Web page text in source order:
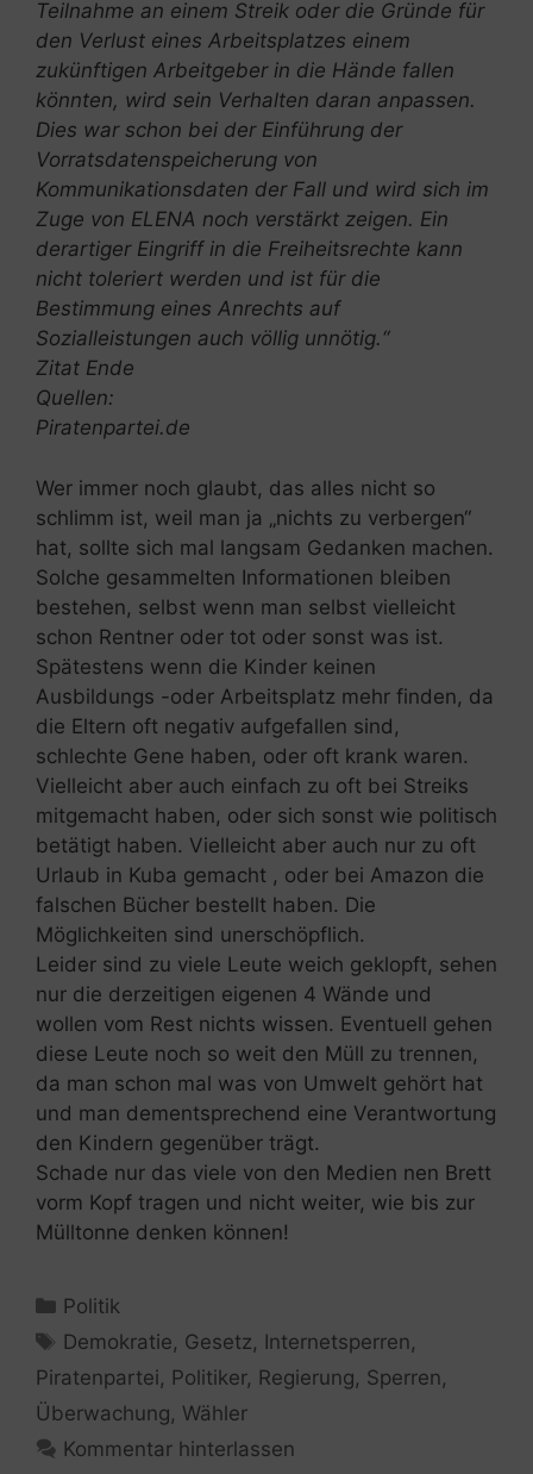
Teilnahme an einem Streik oder die Gründe für
den Verlust eines Arbeitsplatzes einem
zukünftigen Arbeitgeber in die Hände fallen
könnten, wird sein Verhalten daran anpassen.
Dies war schon bei der Einführung der
Vorratsdatenspeicherung von
Kommunikationsdaten der Fall und wird sich im
Zuge von ELENA noch verstärkt zeigen. Ein
derartiger Eingriff in die Freiheitsrechte kann
nicht toleriert werden und ist für die
Bestimmung eines Anrechts auf
Sozialleistungen auch völlig unnötig.“
Zitat Ende
Quellen:
Piratenpartei.de
Wer immer noch glaubt, das alles nicht so
schlimm ist, weil man ja „nichts zu verbergen“
hat, sollte sich mal langsam Gedanken machen.
Solche gesammelten Informationen bleiben
bestehen, selbst wenn man selbst vielleicht
schon Rentner oder tot oder sonst was ist.
Spätestens wenn die Kinder keinen
Ausbildungs -oder Arbeitsplatz mehr finden, da
die Eltern oft negativ aufgefallen sind,
schlechte Gene haben, oder oft krank waren.
Vielleicht aber auch einfach zu oft bei Streiks
mitgemacht haben, oder sich sonst wie politisch
betätigt haben. Vielleicht aber auch nur zu oft
Urlaub in Kuba gemacht , oder bei Amazon die
falschen Bücher bestellt haben. Die
Möglichkeiten sind unerschöpflich.
Leider sind zu viele Leute weich geklopft, sehen
nur die derzeitigen eigenen 4 Wände und
wollen vom Rest nichts wissen. Eventuell gehen
diese Leute noch so weit den Müll zu trennen,
da man schon mal was von Umwelt gehört hat
und man dementsprechend eine Verantwortung
den Kindern gegenüber trägt.
Schade nur das viele von den Medien nen Brett
vorm Kopf tragen und nicht weiter, wie bis zur
Mülltonne denken können!
Kategorien
Politik
Schlagwörter
Demokratie, Gesetz, Internetsperren,
Piratenpartei, Politiker, Regierung, Sperren,
Überwachung, Wähler
Kommentar hinterlassen